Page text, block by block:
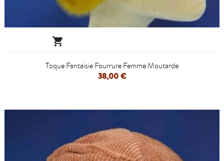

Toque Fantaisie Fourrure Femme Moutarde
38,00 €